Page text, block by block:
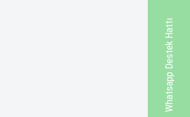
Whatsapp Destek Hattı